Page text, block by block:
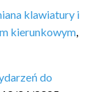
klawiatury i
kierunkowym,
do